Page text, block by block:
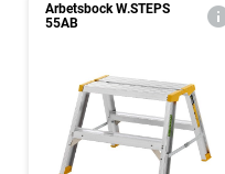
Arbetsbock W.STEPS
55AB